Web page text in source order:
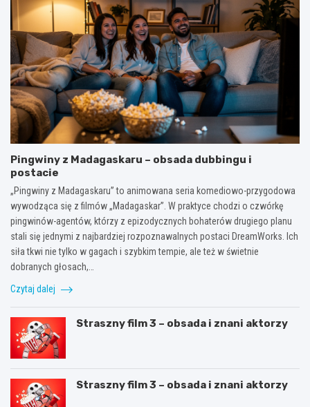
Pingwiny z Madagaskaru – obsada dubbingu i
postacie
„Pingwiny z Madagaskaru” to animowana seria komediowo-przygodowa
wywodząca się z filmów „Madagaskar”. W praktyce chodzi o czwórkę
pingwinów-agentów, którzy z epizodycznych bohaterów drugiego planu
stali się jednymi z najbardziej rozpoznawalnych postaci DreamWorks. Ich
siła tkwi nie tylko w gagach i szybkim tempie, ale też w świetnie
dobranych głosach,…
Czytaj dalej
Straszny film 3 – obsada i znani aktorzy
Straszny film 3 – obsada i znani aktorzy